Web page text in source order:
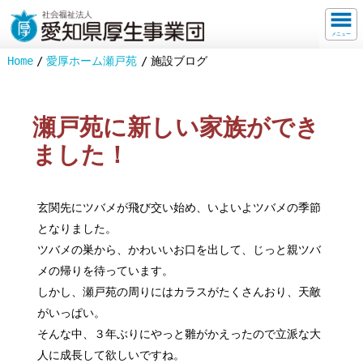
メニュー
Home 愛厚ホーム瀬戸苑 施設ブログ
瀬戸苑に新しい家族ができ
ました！
玄関先にツバメが飛び交い始め、いよいよツバメの季節
となりました。
ツバメの巣から、かわいいお口を出して、じっと親ツバ
メの帰りを待っています。
しかし、瀬戸苑の周りにはカラスがたくさんおり、天敵
がいっぱい。
そんな中、３年ぶりにやっと雛がかえったので立派な大
人に成長して欲しいですね。